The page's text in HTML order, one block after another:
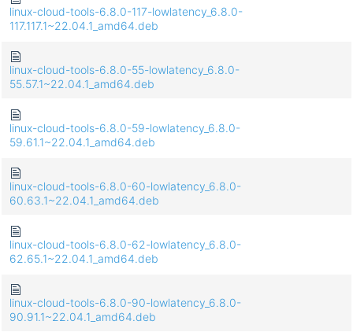
linux-cloud-tools-6.8.0-117-lowlatency_6.8.0-
117.117.1~22.04.1_amd64.deb
linux-cloud-tools-6.8.0-55-lowlatency_6.8.0-
55.57.1~22.04.1_amd64.deb
linux-cloud-tools-6.8.0-59-lowlatency_6.8.0-
59.61.1~22.04.1_amd64.deb
linux-cloud-tools-6.8.0-60-lowlatency_6.8.0-
60.63.1~22.04.1_amd64.deb
linux-cloud-tools-6.8.0-62-lowlatency_6.8.0-
62.65.1~22.04.1_amd64.deb
linux-cloud-tools-6.8.0-90-lowlatency_6.8.0-
90.91.1~22.04.1_amd64.deb